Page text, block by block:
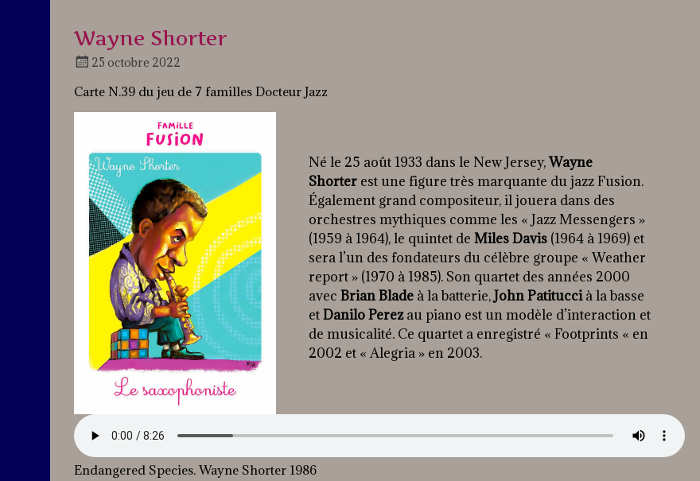
Wayne Shorter
25 octobre 2022
Jazz
Carte N.39 du jeu de 7 familles Docteur Jazz
Né le 25 août 1933 dans le New Jersey,Wayne
Shorterest une figure très marquante du jazz Fusion.
Également grand compositeur, il jouera dans des
orchestres mythiques comme les « Jazz Messengers »
(1959 à 1964), le quintet de Miles Davis(1964 à 1969) et
sera l’un des fondateurs du célèbre groupe « Weather
report » (1970 à 1985). Son quartet des années 2000
avec Brian Bladeà la batterie,John Patituccià la basse
etDanilo Perezau piano est un modèle d’interaction et
de musicalité. Ce quartet a enregistré « Footprints « en
2002 et « Alegria » en 2003.
Endangered Species. Wayne Shorter 1986